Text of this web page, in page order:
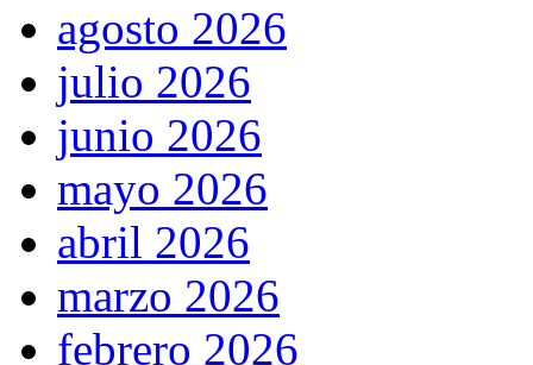
agosto 2026
julio 2026
junio 2026
mayo 2026
abril 2026
marzo 2026
febrero 2026